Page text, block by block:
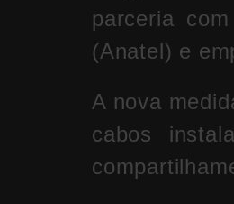
parceria
(Anatel) e
A nova
cabos